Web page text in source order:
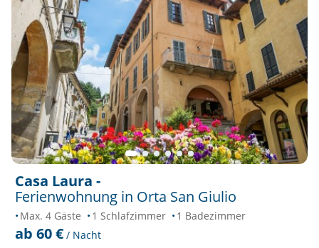
Casa Laura -
Ferienwohnung in Orta San Giulio
Max. 4 Gäste 1 Schlafzimmer 1 Badezimmer
ab 60 € / Nacht